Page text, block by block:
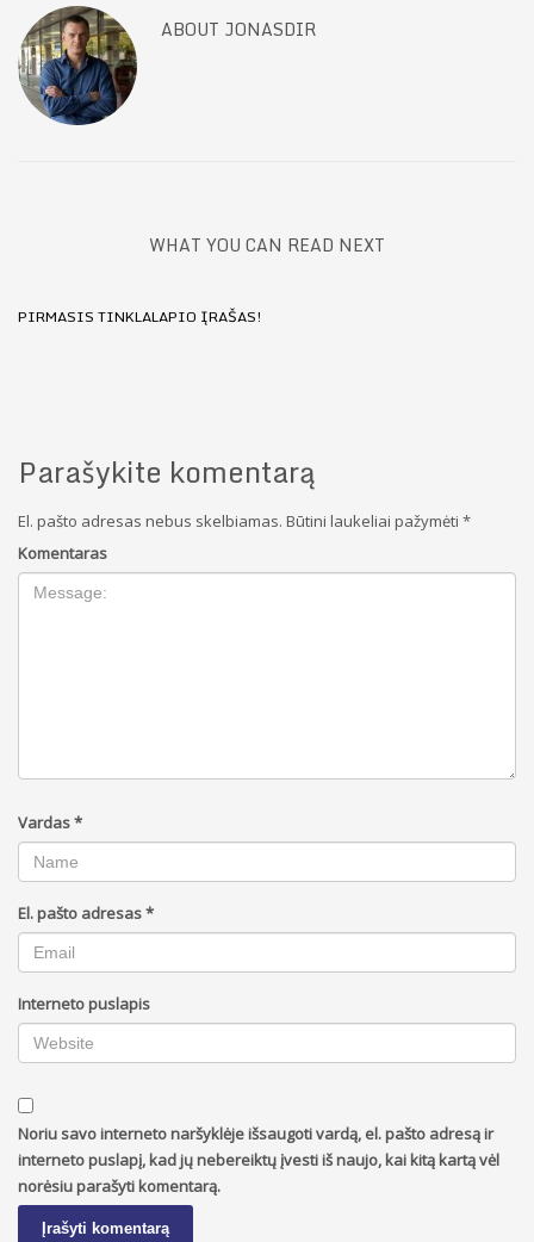
ABOUT JONASDIR
WHAT YOU CAN READ NEXT
PIRMASIS TINKLALAPIO ĮRAŠAS!
Parašykite komentarą
El. pašto adresas nebus skelbiamas. Būtini laukeliai pažymėti *
Komentaras
Vardas*
El. pašto adresas*
Interneto puslapis
Noriu savo interneto naršyklėje išsaugoti vardą, el. pašto adresą ir
interneto puslapį, kad jų nebereiktų įvesti iš naujo, kai kitą kartą vėl
norėsiu parašyti komentarą.